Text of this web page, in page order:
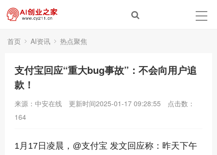
首页 AI资讯 热点聚焦
支付宝回应“重大bug事故”：不会向用户追
款！
来源：中安在线 更新时间2025-01-17 09:28:55
点击数：
164
1月17日凌晨，@支付宝 发文回应称：昨天下午